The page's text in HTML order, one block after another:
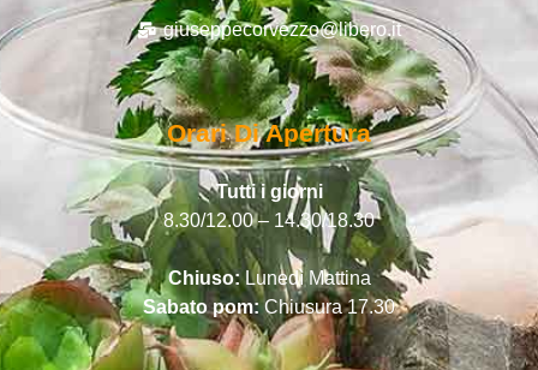
giuseppecorvezzo@libero.it
Orari Di Apertura
Tutti i giorni
8.30/12.00 – 14.30/18.30
Chiuso:Lunedì Mattina
Sabato pom:Chiusura 17.30